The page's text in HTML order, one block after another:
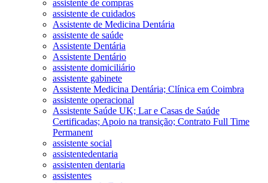
assistente de compras
assistente de cuidados
Assistente de Medicina Dentária
assistente de saúde
Assistente Dentária
Assistente Dentário
assistente domiciliário
assistente gabinete
Assistente Medicina Dentária; Clínica em Coimbra
assistente operacional
Assistente Saúde UK; Lar e Casas de Saúde
Certificadas; Apoio na transição; Contrato Full Time
Permanent
assistente social
assistentedentaria
assistenten dentaria
assistentes